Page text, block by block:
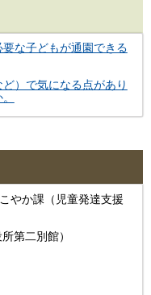
な子どもが通園できる
）で気になる点があり
やか課（児童発達支援
第二別館）